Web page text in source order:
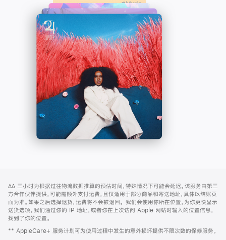
了
解
-
Apple
Music
口
中
打
开)
页
页
脚
注
∆∆ 三小时为根据过往物流数据推算的预估时间，特殊情况下可能会延迟。该服务由第三
方合作伙伴提供，可能需额外支付运费，且仅适用于部分商品和寄送地址，具体以结账页
面为准。如果之后选择退货，运费将不会被退回。 我们会使用你所在位置，为你更快显示
送货选项。我们通过你的 IP 地址，或者你在上次访问 Apple 网站时输入的位置信息，
找到了你的位置。
** AppleCare+ 服务计划可为使用过程中发生的意外损坏提供不限次数的保修服务。